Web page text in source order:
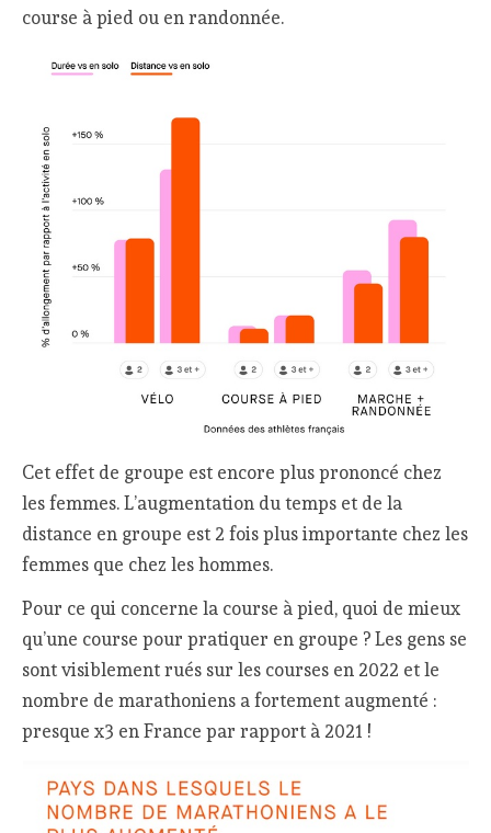
course à pied ou en randonnée.
Cet effet de groupe est encore plus prononcé chez
les femmes. L’augmentation du temps et de la
distance en groupe est 2 fois plus importante chez les
femmes que chez les hommes.
Pour ce qui concerne la course à pied, quoi de mieux
qu’une course pour pratiquer en groupe ? Les gens se
sont visiblement rués sur les courses en 2022 et le
nombre de marathoniens a fortement augmenté :
presque x3 en France par rapport à 2021 !